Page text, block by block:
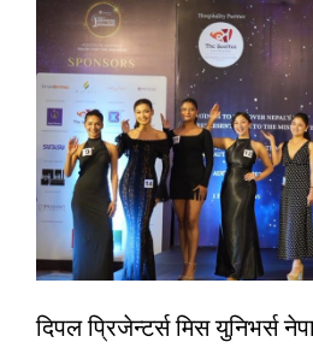
दिपल प्रिजेन्टर्स मिस युनिभर्स